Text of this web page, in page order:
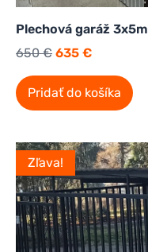
Plechová garáž 3x5m
650€ 635 €
Pridať do košíka
Zľava!